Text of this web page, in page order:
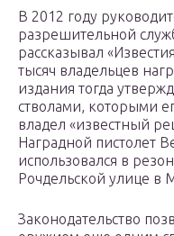
В 2012 году
разрешительной
рассказывал
тысяч владельцев
издания тогда
стволами, которыми
владел «известный
Наградной пистолет
использовался в
Рочдельской улице в
Законодательство